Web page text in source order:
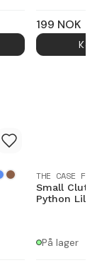
199 NOK
THE CASE
Small
Python Lila/
På lager